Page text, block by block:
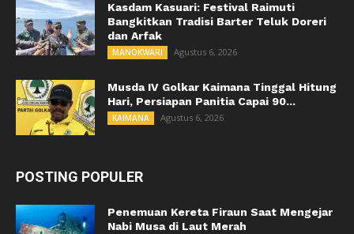
Kasdam Kasuari: Festival Raimuti
Bangkitkan Tradisi Barter Teluk Doreri
dan Arfak
MANOKWARI Agustus 6, 2026
Musda IV Golkar Kaimana Tinggal Hitung
Hari, Persiapan Panitia Capai 90...
KAIMANA Agustus 6, 2026
POSTING POPULER
Penemuan Kereta Firaun Saat Mengejar
Nabi Musa di Laut Merah